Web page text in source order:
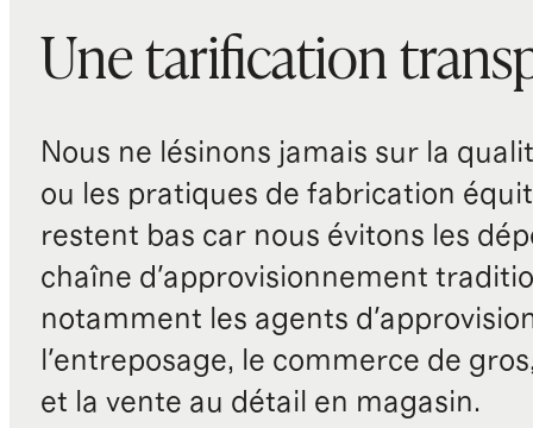
Une tarification
Nous ne lésinons jamais sur la
ou les pratiques de fabrication
restent bas car nous évitons les
chaîne d'approvisionnement
notamment les agents
l'entreposage, le commerce de
et la vente au détail en magasin.